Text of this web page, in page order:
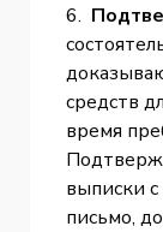
6.
средств
время
выписки с
письмо,